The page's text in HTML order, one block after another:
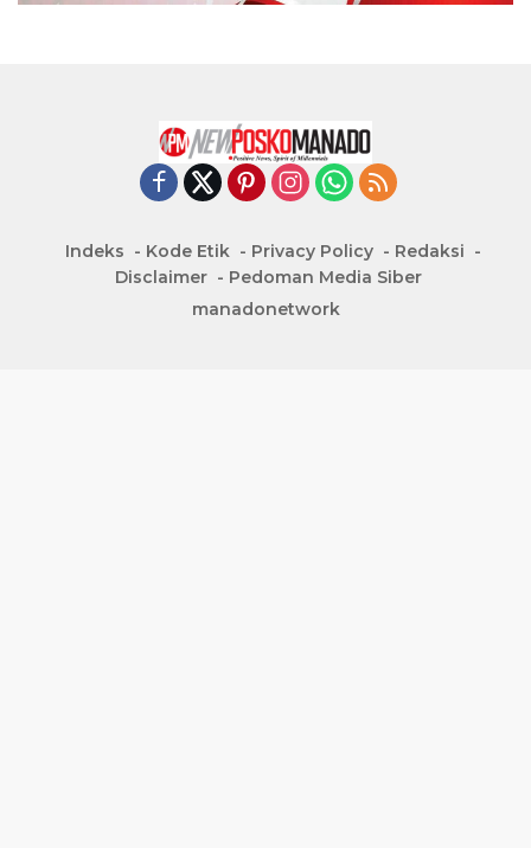
Indeks Kode Etik Privacy Policy
Redaksi
Disclaimer
Pedoman Media Siber
manadonetwork